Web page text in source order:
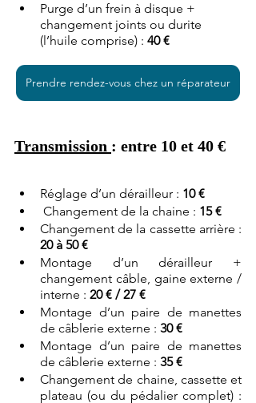
Purge d’un frein à disque +
changement joints ou durite
(l’huile comprise) : 40 €
Prendre rendez-vous chez un réparateur
Transmission : entre 10 et 40 €
Réglage d’un dérailleur : 10 €
Changement de la chaine : 15 €
20 à 50 €
Montage d’un dérailleur +
changement câble, gaine externe /
interne : 20 € / 27 €
Montage d’un paire de manettes
de câblerie externe : 30 €
Montage d’un paire de manettes
de câblerie externe : 35 €
Changement de chaine, cassette et